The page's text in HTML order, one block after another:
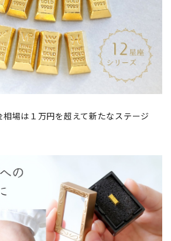
相場は１万円を超えて新たなステージ